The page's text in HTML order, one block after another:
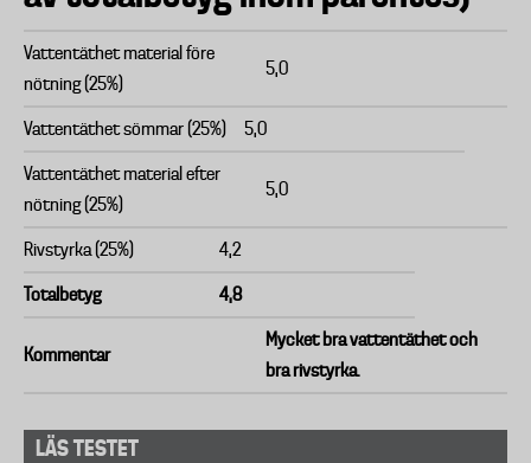
Vattentäthet material före
nötning (25%)
5,0
Vattentäthet sömmar (25%) 5,0
Vattentäthet material efter
nötning (25%)
5,0
Rivstyrka (25%) 4,2
Totalbetyg 4,8
Kommentar
Mycket bra vattentäthet och
bra rivstyrka.
LÄS TESTET